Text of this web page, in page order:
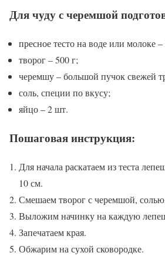
Для чуду с черемшой
пресное тесто на воде или молоке –
творог – 500 г;
черемшу – большой пучок свежей
соль, специи по вкусу;
яйцо – 2 шт.
Пошаговая инструкция:
Для начала раскатаем из теста
10 см.
Смешаем творог с черемшой,
Выложим начинку на каждую
Запечатаем края.
Обжарим на сухой сковородке.